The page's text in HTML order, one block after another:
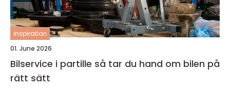
inspiration
01. June 2026
Bilservice i partille så tar du hand om bilen på
rätt sätt